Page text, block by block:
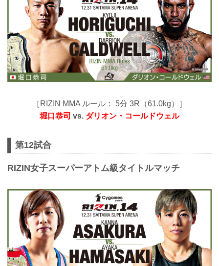
［RIZIN MMA ルール： 5分 3R（61.0kg）］
堀口恭司 vs. ダリオン・コールドウェル
第12試合
RIZIN女子スーパーアトム級タイトルマッチ